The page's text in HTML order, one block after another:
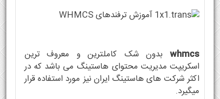
whmcs بدون شک کاملترین و معروف ترین
اسکریپت مدیریت محتوای هاستینگ می باشد که در
اکثر شرکت های هاستینگ ایران نیز مورد استفاده قرار
میگیرد.